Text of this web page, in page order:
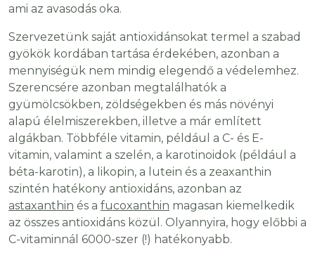
ami az avasodás oka.
Szervezetünk saját antioxidánsokat termel a szabad
gyökök kordában tartása érdekében, azonban a
mennyiségük nem mindig elegendő a védelemhez.
Szerencsére azonban megtalálhatók a
gyümölcsökben, zöldségekben és más növényi
alapú élelmiszerekben, illetve a már említett
algákban. Többféle vitamin, például a C- és E-
vitamin, valamint a szelén, a karotinoidok (például a
béta-karotin), a likopin, a lutein és a zeaxanthin
szintén hatékony antioxidáns, azonban az
astaxanthin és a fucoxanthin magasan kiemelkedik
az összes antioxidáns közül. Olyannyira, hogy előbbi a
C-vitaminnál 6000-szer (!) hatékonyabb.